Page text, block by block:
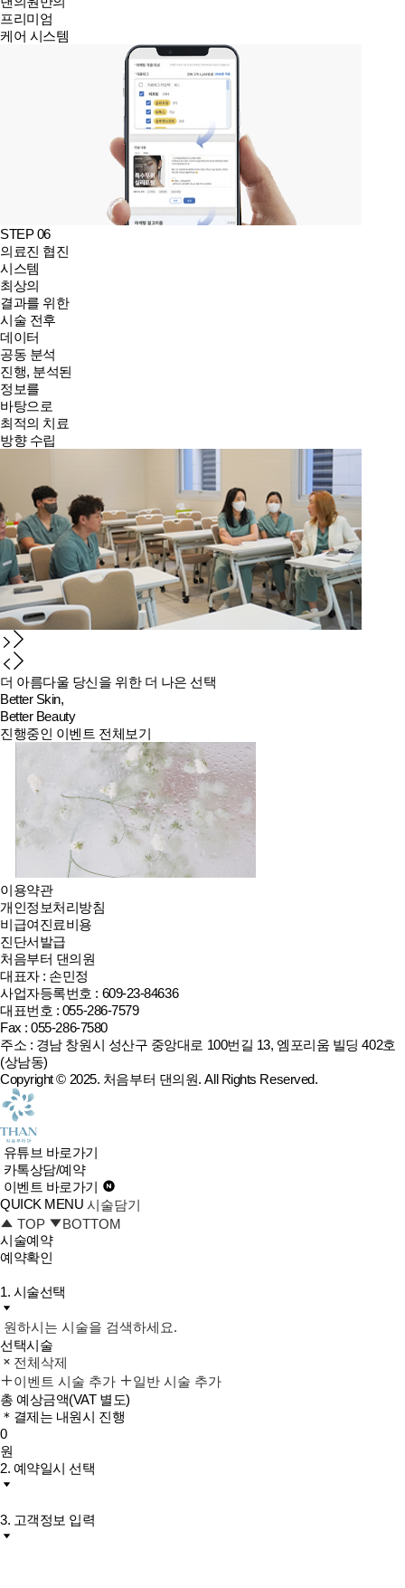
프리미엄
케어 시스템
STEP 06
의료진 협진
시스템
최상의
결과를 위한
시술 전후
데이터
공동 분석
진행, 분석된
정보를
바탕으로
최적의 치료
방향 수립
더 아름다울 당신을 위한 더 나은 선택
Better Skin,
Better Beauty
진행중인 이벤트 전체보기
이용약관
개인정보처리방침
비급여진료비용
진단서발급
처음부터 댄의원
대표자 : 손민정
사업자등록번호 : 609-23-84636
대표번호 : 055-286-7579
Fax : 055-286-7580
주소 : 경남 창원시 성산구 중앙대로 100번길 13, 엠포리움 빌딩 402호
(상남동)
Copyright © 2025. 처음부터 댄의원. All Rights Reserved.
유튜브 바로가기
카톡상담/예약
이벤트 바로가기
QUICK MENU 시술담기
TOP
BOTTOM
시술예약
예약확인
1. 시술선택
원하시는 시술을 검색하세요.
선택시술
전체삭제
이벤트 시술 추가
일반 시술 추가
총 예상금액(VAT 별도)
＊결제는 내원시 진행
0
원
2. 예약일시 선택
3. 고객정보 입력